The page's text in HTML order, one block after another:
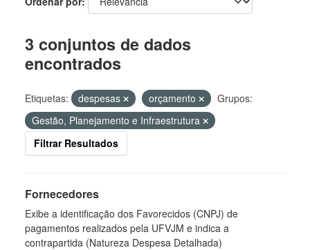
3 conjuntos de dados
encontrados
Etiquetas: despesas orçamento
Grupos:
Gestão, Planejamento e Infraestrutura
Filtrar Resultados
Fornecedores
Exibe a identificação dos Favorecidos (CNPJ) de
pagamentos realizados pela UFVJM e indica a
contrapartida (Natureza Despesa Detalhada)